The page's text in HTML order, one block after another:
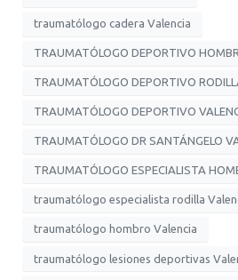
traumatólogo cadera Valencia
TRAUMATÓLOGO DEPORTIVO
TRAUMATÓLOGO DEPORTIVO
TRAUMATÓLOGO DEPORTIVO
TRAUMATÓLOGO DR SANTÁNGELO
TRAUMATÓLOGO ESPECIALISTA
traumatólogo especialista rodilla
traumatólogo hombro Valencia
traumatólogo lesiones deportivas